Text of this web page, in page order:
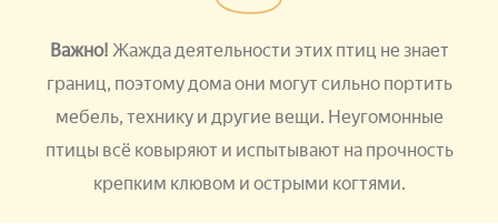
Важно! Жажда деятельности этих птиц не знает
границ, поэтому дома они могут сильно портить
мебель, технику и другие вещи. Неугомонные
птицы всё ковыряют и испытывают на прочность
крепким клювом и острыми когтями.